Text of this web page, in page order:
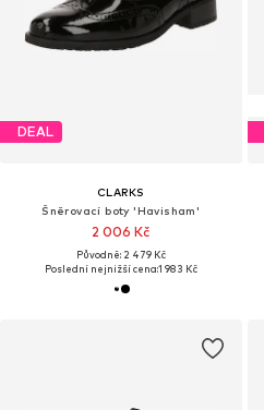
DEAL
CLARKS
Šněrovací boty 'Havisham'
2 006 Kč
Původně: 2 479 Kč
Poslední nejnižší cena:1 983 Kč